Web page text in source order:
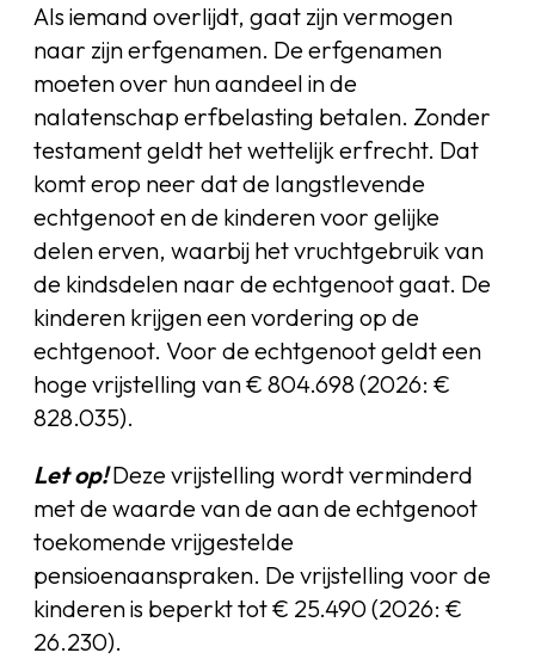
Als iemand overlijdt, gaat zijn vermogen
naar zijn erfgenamen. De erfgenamen
moeten over hun aandeel in de
nalatenschap erfbelasting betalen. Zonder
testament geldt het wettelijk erfrecht. Dat
komt erop neer dat de langstlevende
echtgenoot en de kinderen voor gelijke
delen erven, waarbij het vruchtgebruik van
de kindsdelen naar de echtgenoot gaat. De
kinderen krijgen een vordering op de
echtgenoot. Voor de echtgenoot geldt een
hoge vrijstelling van € 804.698 (2026: €
828.035).
Let op!Deze vrijstelling wordt verminderd
met de waarde van de aan de echtgenoot
toekomende vrijgestelde
pensioenaanspraken. De vrijstelling voor de
kinderen is beperkt tot € 25.490 (2026: €
26.230).